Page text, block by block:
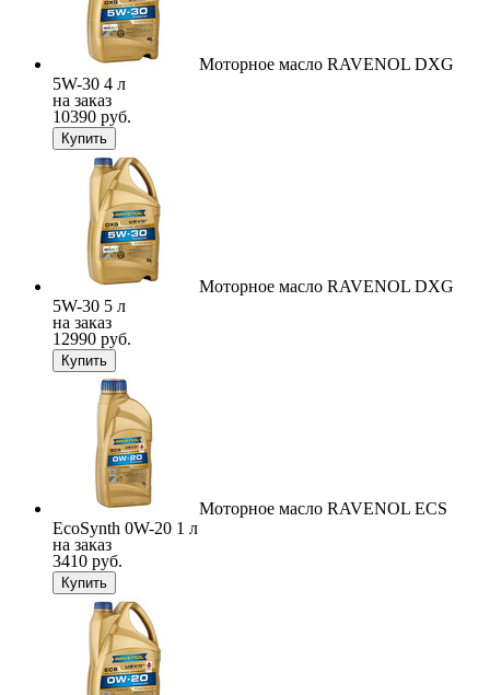
Моторное масло RAVENOL DXG
5W-30 4 л
на заказ
10390 руб.
Купить
Моторное масло RAVENOL DXG
5W-30 5 л
на заказ
12990 руб.
Купить
Моторное масло RAVENOL ECS
EcoSynth 0W-20 1 л
на заказ
3410 руб.
Купить